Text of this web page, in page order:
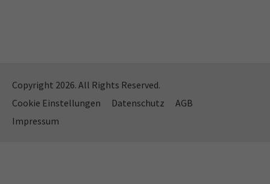
Copyright 2026. All Rights Reserved.
Cookie Einstellungen
Datenschutz
AGB
Impressum